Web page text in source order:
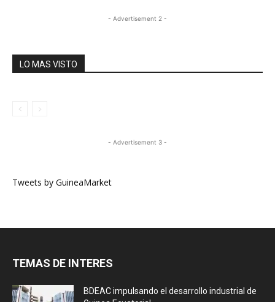
- Advertisement 2 -
LO MAS VISTO
- Advertisement 3 -
Tweets by GuineaMarket
TEMAS DE INTERES
BDEAC impulsando el desarrollo industrial de